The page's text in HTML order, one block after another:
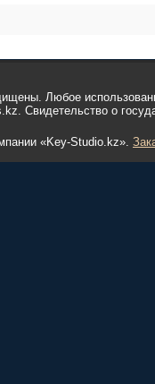
Любое
Свидетельство о
«Key-Studio.kz».